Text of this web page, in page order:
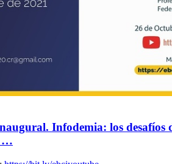
Infodemia: los desafíos
…